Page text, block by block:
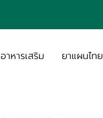
อาหารเสริม ยาแผนไทย